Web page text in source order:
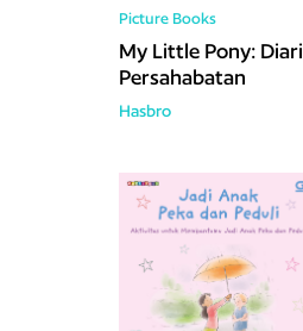
Picture Books
My Little Pony: Diari
Persahabatan
Hasbro